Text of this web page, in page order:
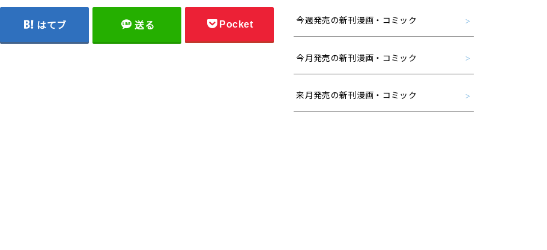
はてブ 送る Pocket 今週発売の新刊漫画・コミック
今月発売の新刊漫画・コミック
来月発売の新刊漫画・コミック